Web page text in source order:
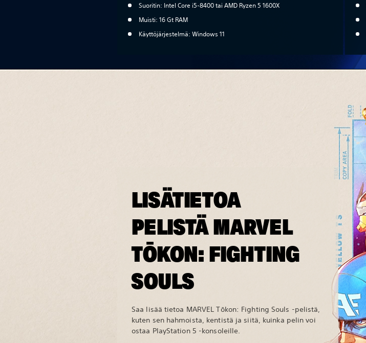
Suoritin: Intel Core i5-8400 tai AMD Ryzen 5 1600X
Muisti: 16 Gt RAM
Käyttöjärjestelmä: Windows 11
LISÄTIETOA
PELISTÄ MARVEL
TŌKON: FIGHTING
SOULS
Saa lisää tietoa MARVEL Tōkon: Fighting Souls -pelistä,
kuten sen hahmoista, kentistä ja siitä, kuinka pelin voi
ostaa PlayStation 5 -konsoleille.